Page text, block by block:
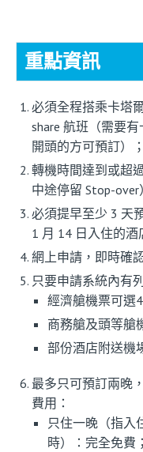
重點資訊
必須全程搭乘卡塔
share 航班（需要
開頭的方可預訂）；
轉機時間達到或超
中途停留 Stop-over
必須提早至少 3 天
1 月 14 日入住的酒
網上申請，即時確
只要申請系統內有
經濟艙機票可選
商務艙及頭等艙
部份酒店附送機
最多只可預訂兩晚
費用：
只住一晚（指入
時）：完全免費；